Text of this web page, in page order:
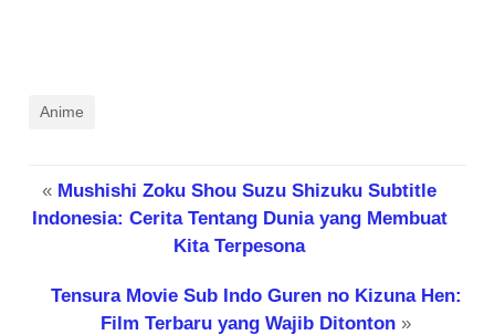
Anime
« Mushishi Zoku Shou Suzu Shizuku Subtitle
Indonesia: Cerita Tentang Dunia yang Membuat
Kita Terpesona
Tensura Movie Sub Indo Guren no Kizuna Hen:
Film Terbaru yang Wajib Ditonton »